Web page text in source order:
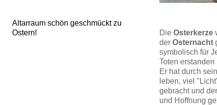
Altarraum schön geschmückt zu
Ostern!
Die Osterkerze
der Osternacht
symbolisch für
Toten erstanden
Er hat durch
leben, viel
gebracht und
und Hoffnung